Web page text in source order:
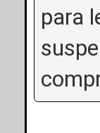
para